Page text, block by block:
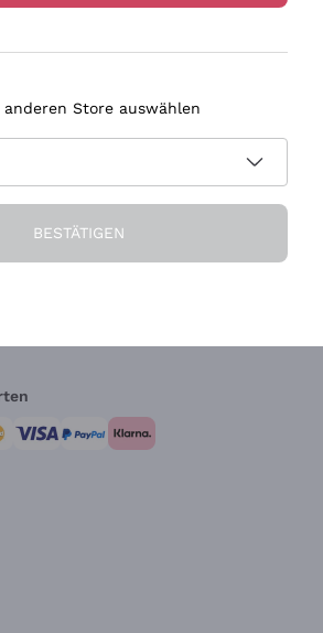
Brauchen Sie
anderen Store auswählen
BESTÄTIGEN